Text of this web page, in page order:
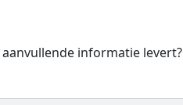
informatie levert?